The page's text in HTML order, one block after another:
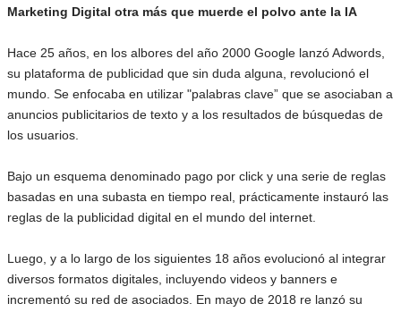
Marketing Digital otra más que muerde el polvo ante la IA
Hace 25 años, en los albores del año 2000 Google lanzó Adwords,
su plataforma de publicidad que sin duda alguna, revolucionó el
mundo. Se enfocaba en utilizar "palabras clave” que se asociaban a
anuncios publicitarios de texto y a los resultados de búsquedas de
los usuarios.
Bajo un esquema denominado pago por click y una serie de reglas
basadas en una subasta en tiempo real, prácticamente instauró las
reglas de la publicidad digital en el mundo del internet.
Luego, y a lo largo de los siguientes 18 años evolucionó al integrar
diversos formatos digitales, incluyendo videos y banners e
incrementó su red de asociados. En mayo de 2018 re lanzó su